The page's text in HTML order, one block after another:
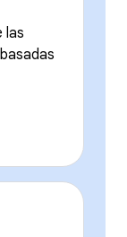
las